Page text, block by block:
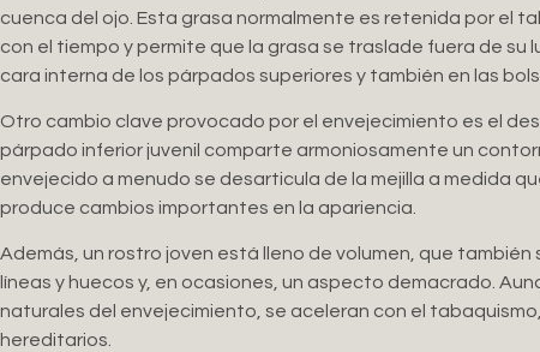
cuenca del ojo. Esta grasa normalmente es retenida por el
con el tiempo y permite que la grasa se traslade fuera de su
cara interna de los párpados superiores y también en las
Otro cambio clave provocado por el envejecimiento es el
párpado inferior juvenil comparte armoniosamente un
envejecido a menudo se desarticula de la mejilla a medida
produce cambios importantes en la apariencia.
Además, un rostro joven está lleno de volumen, que
líneas y huecos y, en ocasiones, un aspecto demacrado.
naturales del envejecimiento, se aceleran con el
hereditarios.